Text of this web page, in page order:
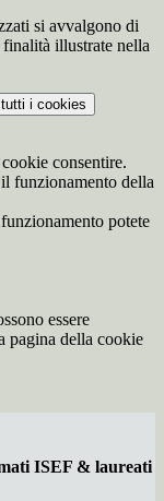
si avvalgono di
illustrate nella
i cookies
consentire.
funzionamento della
potete
essere
pagina della cookie
ISEF & laureati